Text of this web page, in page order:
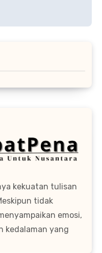
kekuatan tulisan
tidak
emosi,
kedalaman yang